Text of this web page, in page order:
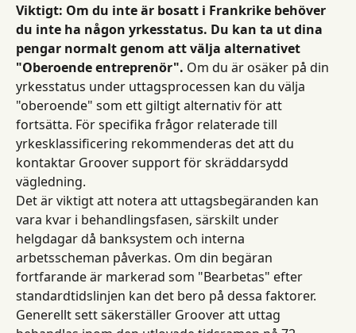
Viktigt: Om du inte är bosatt i Frankrike behöver
du inte ha någon yrkesstatus. Du kan ta ut dina
pengar normalt genom att välja alternativet
"Oberoende entreprenör". Om du är osäker på din
yrkesstatus under uttagsprocessen kan du välja
"oberoende" som ett giltigt alternativ för att
fortsätta. För specifika frågor relaterade till
yrkesklassificering rekommenderas det att du
kontaktar Groover support för skräddarsydd
vägledning.
Det är viktigt att notera att uttagsbegäranden kan
vara kvar i behandlingsfasen, särskilt under
helgdagar då banksystem och interna
arbetsscheman påverkas. Om din begäran
fortfarande är markerad som "Bearbetas" efter
standardtidslinjen kan det bero på dessa faktorer.
Generellt sett säkerställer Groover att uttag